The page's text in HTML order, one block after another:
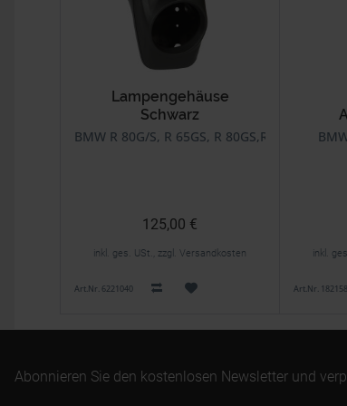
Lampengehäuse
Schwarz
BMW R 80G/S, R 65GS, R 80GS,R 100GS, R
125,00 €
inkl. ges. USt., zzgl. Versandkosten
Art.Nr. 6221040
inkl.
Art.Nr.
Abonnieren Sie den kostenlosen Newsletter und